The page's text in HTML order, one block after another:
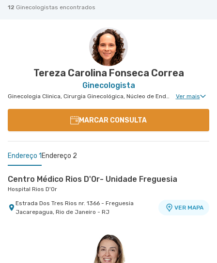
12 Ginecologistas encontrados
Tereza Carolina Fonseca Correa
Ginecologista
Ginecologia Clinica, Cirurgia Ginecológica, Núcleo de Endometriose, Reprodução Humana, Miomatose Uterina(Miomas), Ginecologia Videohisteroscopia Ver mais
MARCAR CONSULTA
Endereço 1 Endereço 2
Centro Médico Rios D'Or- Unidade Freguesia
Hospital Rios D'Or
Estrada Dos Tres Rios nr. 1366 - Freguesia
Jacarepagua, Rio de Janeiro - RJ
VER MAPA
Avenida Das Americas nr. 4666 3° Andar Centro
Médico 1 - Salas 302 A2 - Barra da Tijuca, Rio de